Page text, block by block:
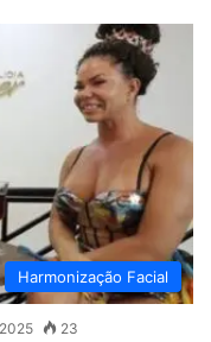
Harmonização Facial
23